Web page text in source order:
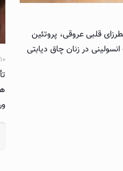
قلبی عروقی، پروتئین
در زنان چاق دیابتی
۱۰ بهمن ۱۴۰۴